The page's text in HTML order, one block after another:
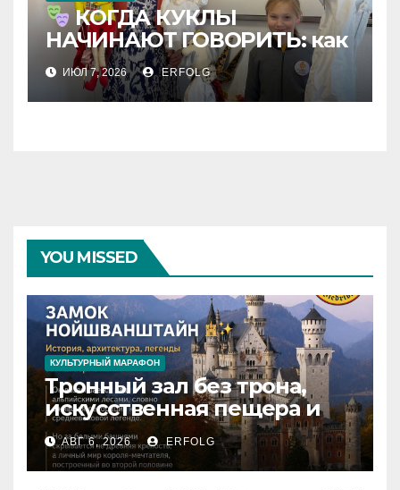
КОГДА КУКЛЫ
НАЧИНАЮТ ГОВОРИТЬ: как
детский театр «Mazie
Komedianti» разрушает
языковые барьеры и
ИЮЛ 7, 2026 ERFOLG
YOU MISSED
КУЛЬТУРНЫЙ МАРАФОН
Тронный зал без трона,
искусственная пещера и
только 14 завершённых
комнат: какие тайны
скрывает Нойшванштайн?
АВГ 6, 2026 ERFOLG